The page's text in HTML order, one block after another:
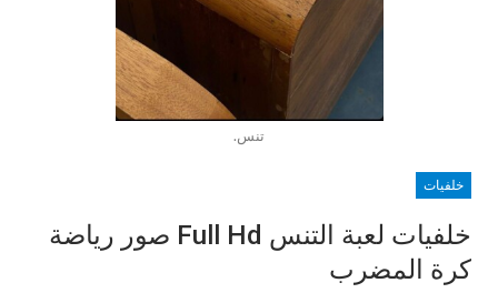
تنس.
خلفيات
خلفيات لعبة التنس Full Hd صور رياضة
كرة المضرب